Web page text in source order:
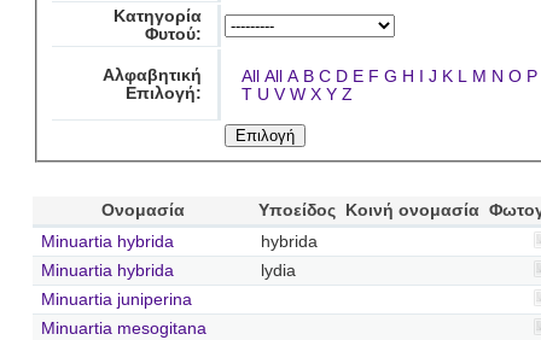
Κατηγορία
Φυτού:
Αλφαβητική
Επιλογή:
All All A B C D E F G H I J K L M N O P
T U V W X Y Z
Ονομασία Υποείδος Κοινή ονομασία
Minuartia hybrida
hybrida
Minuartia hybrida
lydia
Minuartia juniperina
Minuartia mesogitana